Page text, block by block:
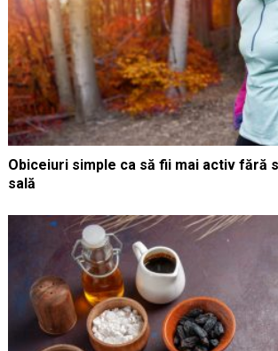
Obiceiuri simple ca să fii mai activ fără
sală